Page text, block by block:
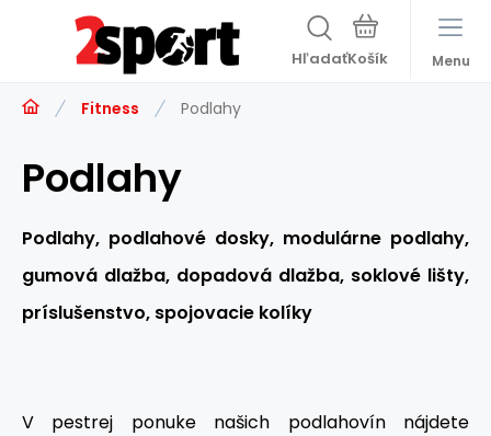
Hľadať Menu
Fitness Podlahy
Podlahy
Podlahy, podlahové dosky, modulárne podlahy,
gumová dlažba, dopadová dlažba, soklové lišty,
príslušenstvo, spojovacie kolíky
V pestrej ponuke našich podlahovín nájdete